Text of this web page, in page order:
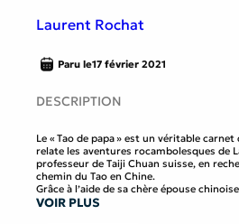
Laurent Rochat
Paru le17 février 2021
DESCRIPTION
Le « Tao de papa » est un véritable
relate les aventures rocambolesques de
professeur de Taiji Chuan suisse, en
chemin du Tao en Chine.
Grâce à l’aide de sa chère épouse
habituellement fermées aux occidentaux
VOIR PLUS